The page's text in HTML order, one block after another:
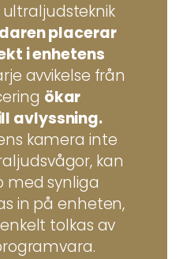
placerar
i enhetens
avvikelse från
ökar
avlyssning.
kamera inte
kan
med synliga
in på enheten,
tolkas av